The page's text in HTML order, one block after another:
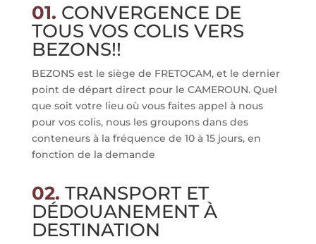
01. CONVERGENCE DE
TOUS VOS COLIS VERS
BEZONS!!
BEZONS est le siège de FRETOCAM, et le dernier
point de départ direct pour le CAMEROUN. Quel
que soit votre lieu où vous faites appel à nous
pour vos colis, nous les groupons dans des
conteneurs à la fréquence de 10 à 15 jours, en
fonction de la demande
02. TRANSPORT ET
DÉDOUANEMENT À
DESTINATION